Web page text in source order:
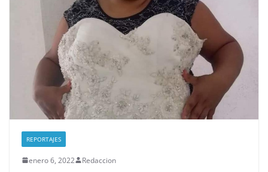
REPORTAJES
enero 6, 2022 Redaccion